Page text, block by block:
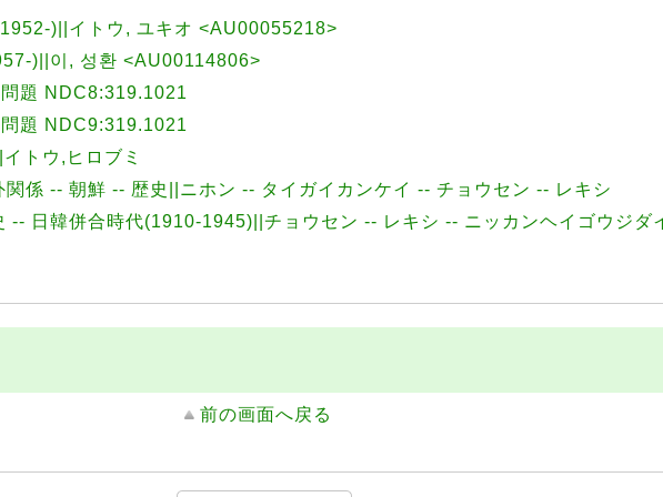
)||イトウ, ユキオ <AU00055218>
)||이, 성환 <AU00114806>
題 NDC8:319.1021
題 NDC9:319.1021
トウ,ヒロブミ
関係 -- 朝鮮 -- 歴史||ニホン -- タイガイカンケイ -- チョウセン -- レキシ
-- 日韓併合時代(1910-1945)||チョウセン -- レキシ -- ニッカンヘイゴウジダ
前の画面へ戻る